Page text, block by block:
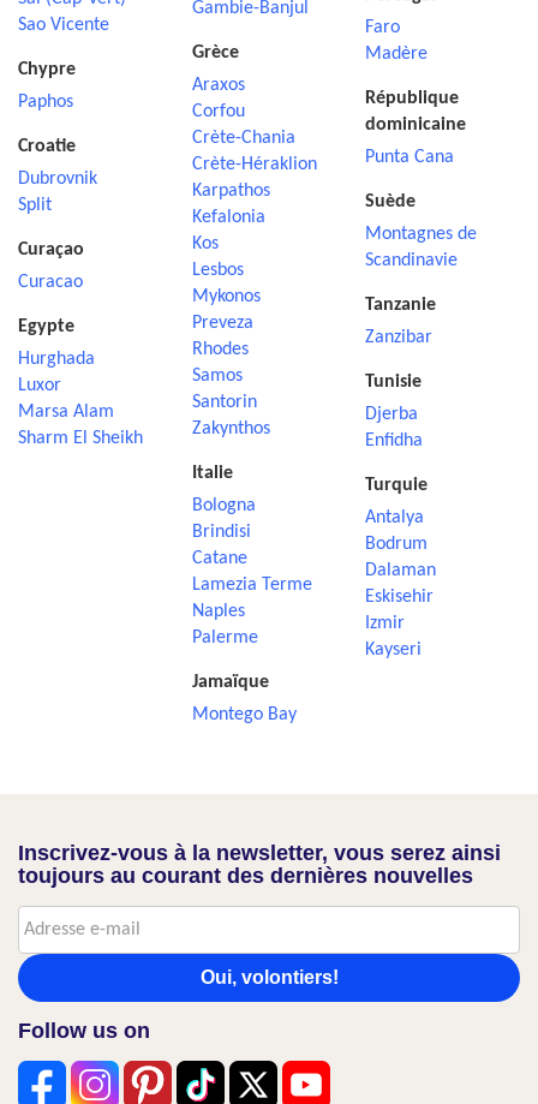
Sao Vicente
Chypre
Paphos
Croatie
Dubrovnik
Split
Curaçao
Curacao
Egypte
Hurghada
Luxor
Marsa Alam
Sharm El Sheikh
Gambie-Banjul
Grèce
Araxos
Corfou
Crète-Chania
Crète-Héraklion
Karpathos
Kefalonia
Kos
Lesbos
Mykonos
Preveza
Rhodes
Samos
Santorin
Zakynthos
Italie
Bologna
Brindisi
Catane
Lamezia Terme
Naples
Palerme
Jamaïque
Montego Bay
Faro
Madère
République
dominicaine
Punta Cana
Suède
Montagnes de
Scandinavie
Tanzanie
Zanzibar
Tunisie
Djerba
Enfidha
Turquie
Antalya
Bodrum
Dalaman
Eskisehir
Izmir
Kayseri
Inscrivez-vous à la newsletter, vous serez ainsi
toujours au courant des dernières nouvelles
Oui, volontiers!
Follow us on